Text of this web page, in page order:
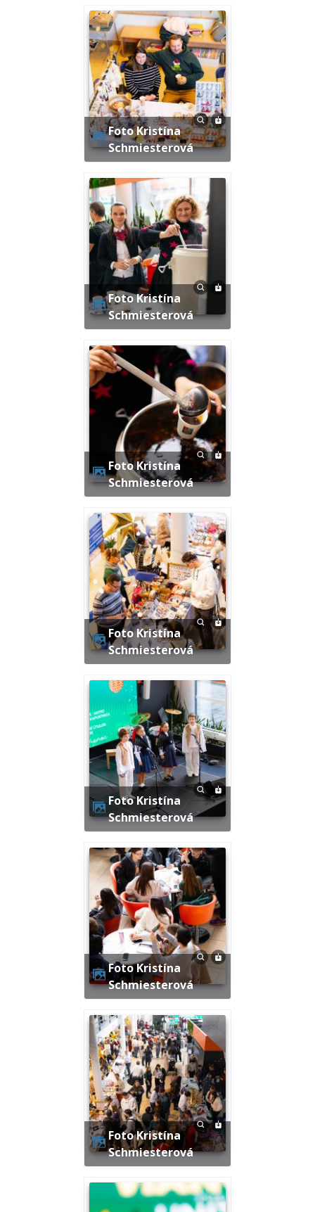
Foto Kristína
Schmiesterová
Foto Kristína
Schmiesterová
Foto Kristína
Schmiesterová
Foto Kristína
Schmiesterová
Foto Kristína
Schmiesterová
Foto Kristína
Schmiesterová
Foto Kristína
Schmiesterová